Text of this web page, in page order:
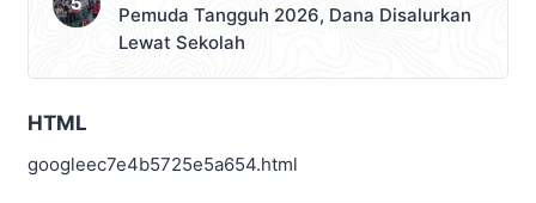
Pemuda Tangguh 2026, Dana Disalurkan
Lewat Sekolah
HTML
googleec7e4b5725e5a654.html